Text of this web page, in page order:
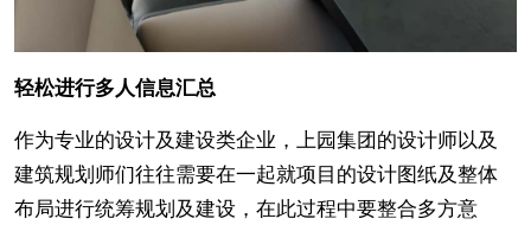
轻松进行多人信息汇总
作为专业的设计及建设类企业，上园集团的设计师以及
建筑规划师们往往需要在一起就项目的设计图纸及整体
布局进行统筹规划及建设，在此过程中要整合多方意